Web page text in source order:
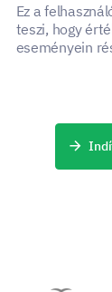
Yes
Ez a
teszi, hogy
eseményein